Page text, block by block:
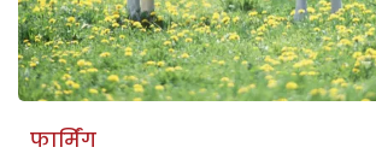
फार्मिंग